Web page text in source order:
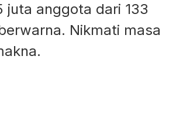
juta anggota dari 133
Nikmati masa